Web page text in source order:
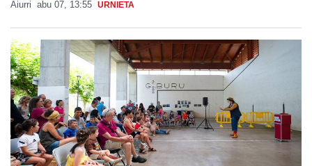
Aiurri abu 07, 13:55 URNIETA